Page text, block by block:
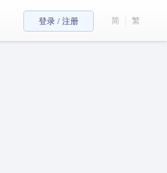
登录 / 注册 简 繁